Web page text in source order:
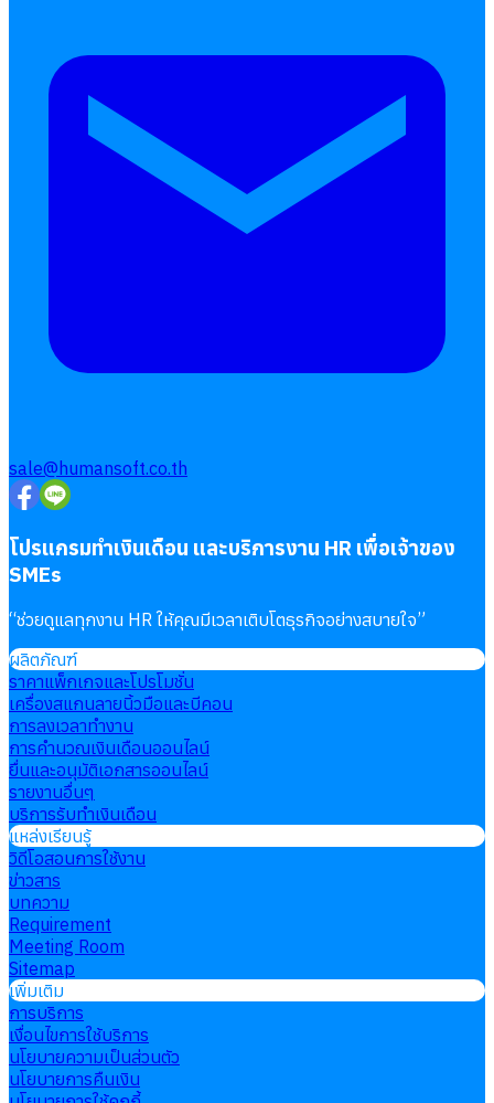
sale@humansoft.co.th
โปรแกรมทำเงินเดือน และบริการงาน HR เพื่อเจ้าของ
SMEs
“ช่วยดูแลทุกงาน HR ให้คุณมีเวลาเติบโตธุรกิจอย่างสบายใจ”
ผลิตภัณฑ์
ราคาแพ็กเกจและโปรโมชั่น
เครื่องสแกนลายนิ้วมือและบีคอน
การลงเวลาทำงาน
การคำนวณเงินเดือนออนไลน์
ยื่นและอนุมัติเอกสารออนไลน์
รายงานอื่นๆ
บริการรับทำเงินเดือน
แหล่งเรียนรู้
วิดีโอสอนการใช้งาน
ข่าวสาร
บทความ
Requirement
Meeting Room
Sitemap
เพิ่มเติม
การบริการ
เงื่อนไขการใช้บริการ
นโยบายความเป็นส่วนตัว
นโยบายการคืนเงิน